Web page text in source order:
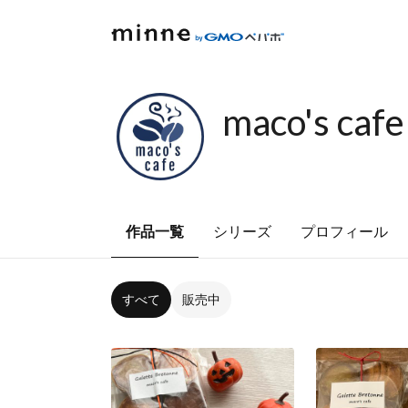
maco's cafe
作品一覧 シリーズ プロフィール
すべて 販売中